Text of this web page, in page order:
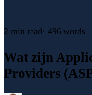
2 min read· 496 words
Wat zijn
Providers